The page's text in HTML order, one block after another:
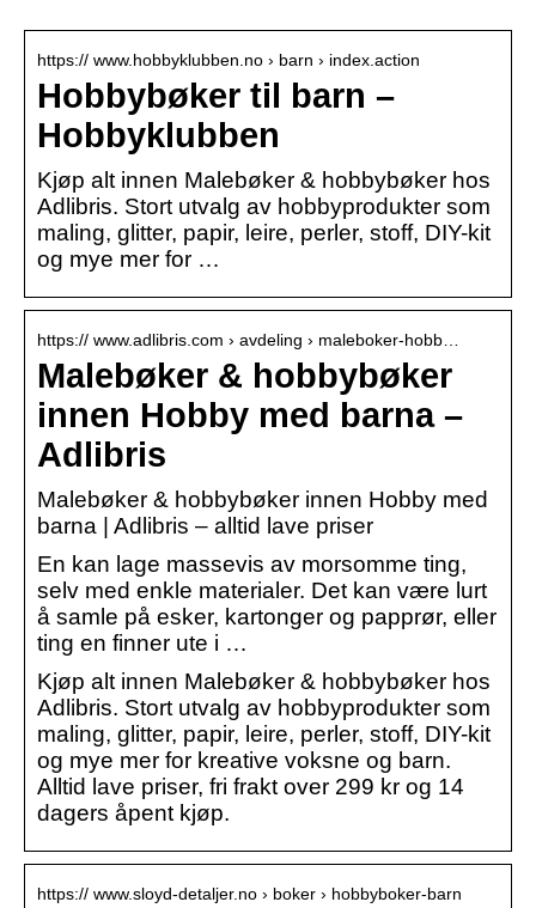
https:// www.hobbyklubben.no › barn › index.action
Hobbybøker til barn –
Hobbyklubben
Kjøp alt innen Malebøker & hobbybøker hos
Adlibris. Stort utvalg av hobbyprodukter som
maling, glitter, papir, leire, perler, stoff, DIY-kit
og mye mer for …
https:// www.adlibris.com › avdeling › maleboker-hobb…
Malebøker & hobbybøker
innen Hobby med barna –
Adlibris
Malebøker & hobbybøker innen Hobby med
barna | Adlibris – alltid lave priser
En kan lage massevis av morsomme ting,
selv med enkle materialer. Det kan være lurt
å samle på esker, kartonger og papprør, eller
ting en finner ute i …
Kjøp alt innen Malebøker & hobbybøker hos
Adlibris. Stort utvalg av hobbyprodukter som
maling, glitter, papir, leire, perler, stoff, DIY-kit
og mye mer for kreative voksne og barn.
Alltid lave priser, fri frakt over 299 kr og 14
dagers åpent kjøp.
https:// www.sloyd-detaljer.no › boker › hobbyboker-barn